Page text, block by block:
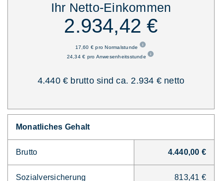
Ihr Netto-Einkommen
2.934,42 €
17,60 € pro Normalstunde
24,34 € pro Anwesenheitsstunde
4.440 € brutto sind ca. 2.934 € netto
Monatliches Gehalt
Brutto 4.440,00 €
Sozialversicherung 813,41 €